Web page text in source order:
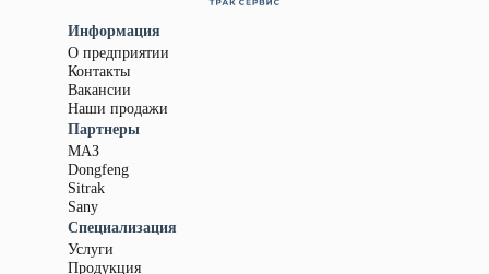
Информация
О предприятии
Контакты
Вакансии
Наши продажи
Партнеры
МАЗ
Dongfeng
Sitrak
Sany
Специализация
Услуги
Продукция